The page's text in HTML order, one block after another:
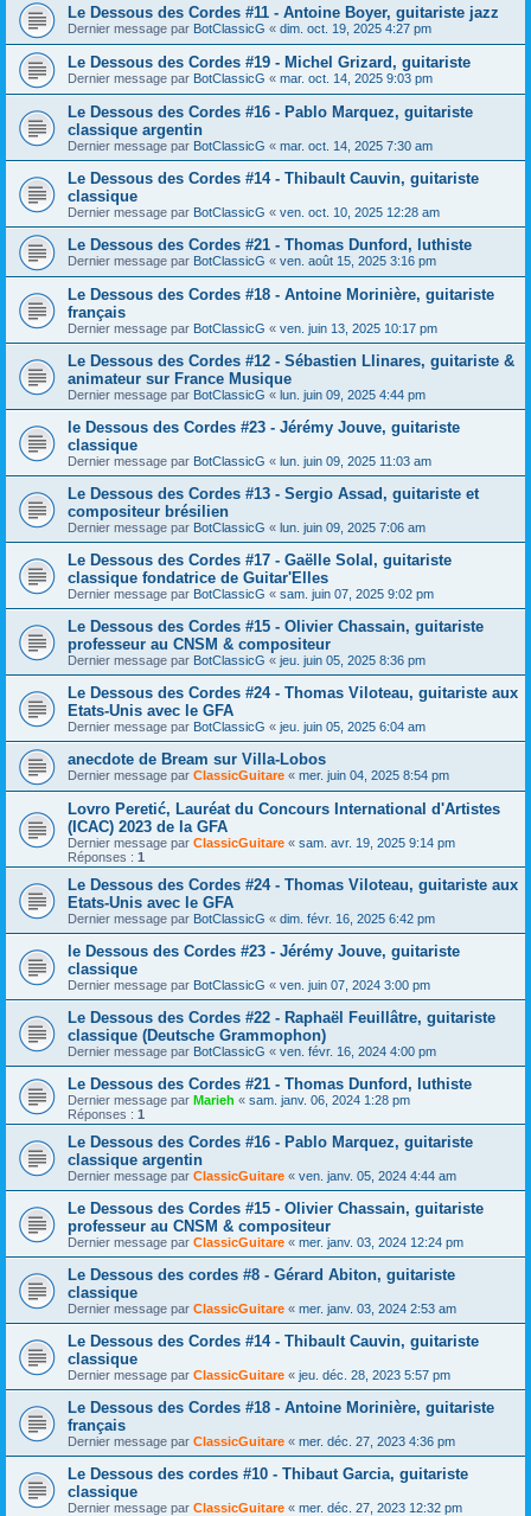
Le Dessous des Cordes #11 - Antoine Boyer, guitariste jazz
Dernier message par BotClassicG « dim. oct. 19, 2025 4:27 pm
Le Dessous des Cordes #19 - Michel Grizard, guitariste
Dernier message par BotClassicG « mar. oct. 14, 2025 9:03 pm
Le Dessous des Cordes #16 - Pablo Marquez, guitariste
classique argentin
Dernier message par BotClassicG « mar. oct. 14, 2025 7:30 am
Le Dessous des Cordes #14 - Thibault Cauvin, guitariste
classique
Dernier message par BotClassicG « ven. oct. 10, 2025 12:28 am
Le Dessous des Cordes #21 - Thomas Dunford, luthiste
Dernier message par BotClassicG « ven. août 15, 2025 3:16 pm
Le Dessous des Cordes #18 - Antoine Morinière, guitariste
français
Dernier message par BotClassicG « ven. juin 13, 2025 10:17 pm
Le Dessous des Cordes #12 - Sébastien Llinares, guitariste &
animateur sur France Musique
Dernier message par BotClassicG « lun. juin 09, 2025 4:44 pm
le Dessous des Cordes #23 - Jérémy Jouve, guitariste
classique
Dernier message par BotClassicG « lun. juin 09, 2025 11:03 am
Le Dessous des Cordes #13 - Sergio Assad, guitariste et
compositeur brésilien
Dernier message par BotClassicG « lun. juin 09, 2025 7:06 am
Le Dessous des Cordes #17 - Gaëlle Solal, guitariste
classique fondatrice de Guitar'Elles
Dernier message par BotClassicG « sam. juin 07, 2025 9:02 pm
Le Dessous des Cordes #15 - Olivier Chassain, guitariste
professeur au CNSM & compositeur
Dernier message par BotClassicG « jeu. juin 05, 2025 8:36 pm
Le Dessous des Cordes #24 - Thomas Viloteau, guitariste aux
Etats-Unis avec le GFA
Dernier message par BotClassicG « jeu. juin 05, 2025 6:04 am
anecdote de Bream sur Villa-Lobos
Dernier message par ClassicGuitare « mer. juin 04, 2025 8:54 pm
Lovro Peretić, Lauréat du Concours International d'Artistes
(ICAC) 2023 de la GFA
Dernier message par ClassicGuitare « sam. avr. 19, 2025 9:14 pm
Réponses : 1
Le Dessous des Cordes #24 - Thomas Viloteau, guitariste aux
Etats-Unis avec le GFA
Dernier message par BotClassicG « dim. févr. 16, 2025 6:42 pm
le Dessous des Cordes #23 - Jérémy Jouve, guitariste
classique
Dernier message par BotClassicG « ven. juin 07, 2024 3:00 pm
Le Dessous des Cordes #22 - Raphaël Feuillâtre, guitariste
classique (Deutsche Grammophon)
Dernier message par BotClassicG « ven. févr. 16, 2024 4:00 pm
Le Dessous des Cordes #21 - Thomas Dunford, luthiste
Dernier message par Marieh « sam. janv. 06, 2024 1:28 pm
Réponses : 1
Le Dessous des Cordes #16 - Pablo Marquez, guitariste
classique argentin
Dernier message par ClassicGuitare « ven. janv. 05, 2024 4:44 am
Le Dessous des Cordes #15 - Olivier Chassain, guitariste
professeur au CNSM & compositeur
Dernier message par ClassicGuitare « mer. janv. 03, 2024 12:24 pm
Le Dessous des cordes #8 - Gérard Abiton, guitariste
classique
Dernier message par ClassicGuitare « mer. janv. 03, 2024 2:53 am
Le Dessous des Cordes #14 - Thibault Cauvin, guitariste
classique
Dernier message par ClassicGuitare « jeu. déc. 28, 2023 5:57 pm
Le Dessous des Cordes #18 - Antoine Morinière, guitariste
français
Dernier message par ClassicGuitare « mer. déc. 27, 2023 4:36 pm
Le Dessous des cordes #10 - Thibaut Garcia, guitariste
classique
Dernier message par ClassicGuitare « mer. déc. 27, 2023 12:32 pm